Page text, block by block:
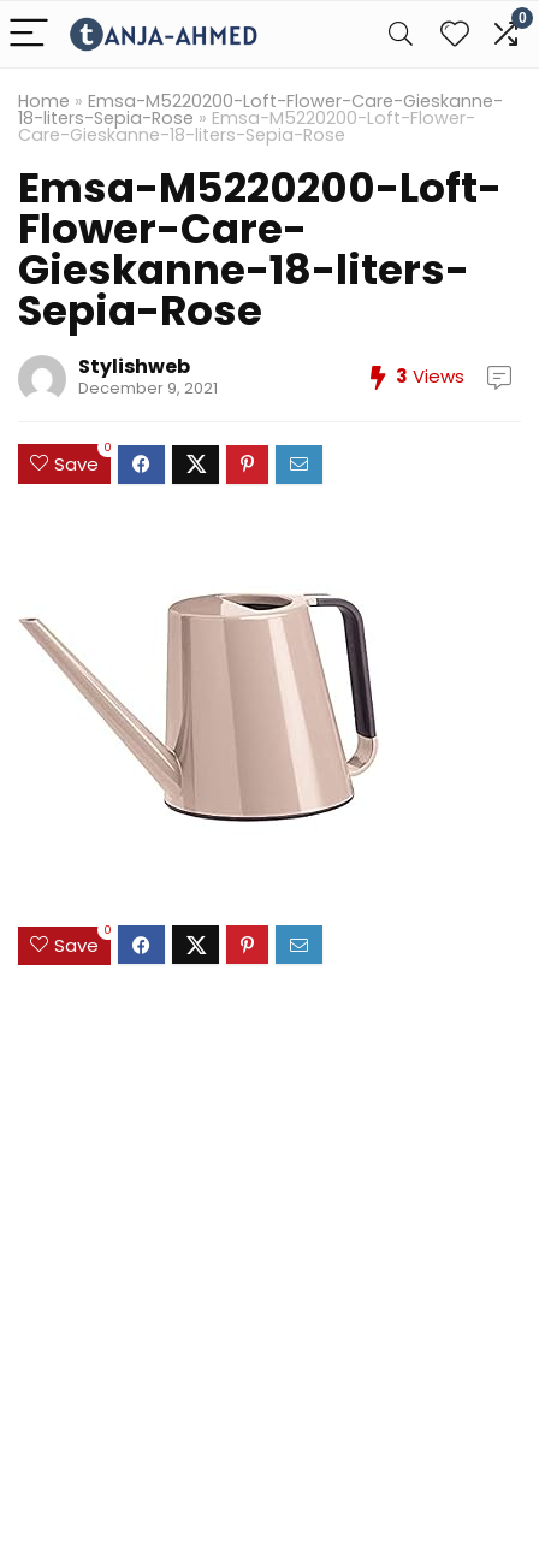
0
Home » Emsa-M5220200-Loft-Flower-Care-Gieskanne-
18-liters-Sepia-Rose » Emsa-M5220200-Loft-Flower-
Care-Gieskanne-18-liters-Sepia-Rose
Emsa-M5220200-Loft-
Flower-Care-
Gieskanne-18-liters-
Sepia-Rose
Stylishweb
December 9, 2021 3 Views
Save
0
Save
0